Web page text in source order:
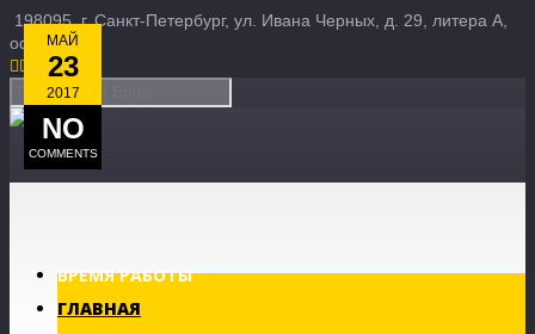
198095, г. Санкт-Петербург, ул. Ивана Черных, д. 29, литера А,
офис 3Б
 
ВРЕМЯ РАБОТЫ
ГЛАВНАЯ
МАЙ
23
2017
NO
COMMENTS